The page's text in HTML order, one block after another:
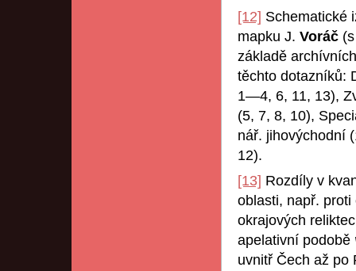
[12] Schematické
mapku J. Voráč
základě
těchto dotazníků:
1—4, 6, 11, 13),
(5, 7, 8, 10),
nář. jihovýchodní
12).
[13] Rozdíly v
oblasti, např.
okrajových
apelativní podobě
uvnitř Čech až po